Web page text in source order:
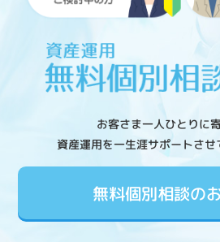
お客さま一人ひとりに
資産運用を一生涯サポートさせ
無料個別相談の